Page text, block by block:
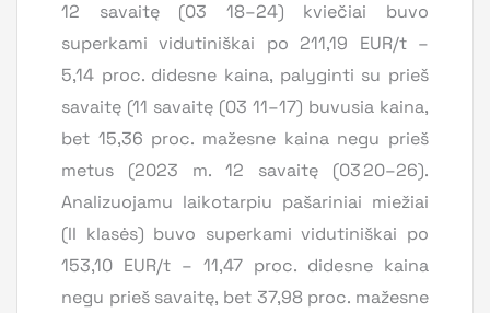
12 savaitę (03 18–24) kviečiai buvo
superkami vidutiniškai po 211,19 EUR/t –
5,14 proc. didesne kaina, palyginti su prieš
savaitę (11 savaitę (03 11–17) buvusia kaina,
bet 15,36 proc. mažesne kaina negu prieš
metus (2023 m. 12 savaitę (03 20–26).
Analizuojamu laikotarpiu pašariniai miežiai
(II klasės) buvo superkami vidutiniškai po
153,10 EUR/t – 11,47 proc. didesne kaina
negu prieš savaitę, bet 37,98 proc. mažesne